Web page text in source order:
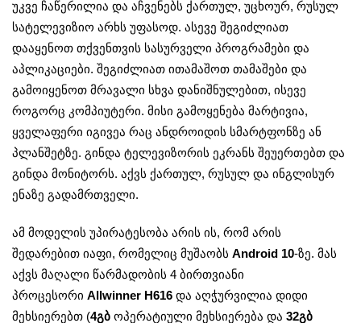
უკვე ჩაწერილია და აჩვენებს ქართულ, უცხოურ, რუსულ
სატელევიზიო არხს უფასოდ. ასევე შეგიძლიათ
დააყენოთ თქვენთვის სასურველი პროგრამები და
აპლიკაციები. შეგიძლიათ ითამაშოთ თამაშები და
გამოიყენოთ მრავალი სხვა დანიშნულებით, ისევე
როგორც კომპიუტერი. მისი გამოყენება მარტივია,
ყველაფერი იგივეა რაც ანდროიდის სმარტფონზე ან
პლანშეტზე. გინდა ტელევიზორის ეკრანს შეუერთებთ და
გინდა მონიტორს. აქვს ქართულ, რუსულ და ინგლისურ
ენაზე გადამრთველი.
ამ მოდელის უპირატესობა არის ის, რომ არის
შედარებით იაფი, რომელიც მუშაობს Android 10-ზე. მას
აქვს მაღალი წარმადობის 4 ბირთვიანი
პროცესორი Allwinner H616 და აღჭურვილია დიდი
მეხსიერებთ (4გბ ოპერატიული მეხსიერება და 32გბ